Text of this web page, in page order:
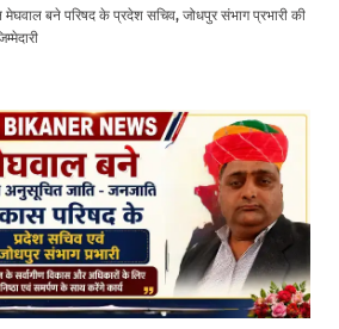
बने परिषद के प्रदेश सचिव, जोधपुर संभाग प्रभारी की